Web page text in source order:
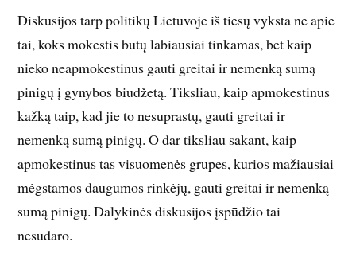
Diskusijos tarp politikų Lietuvoje iš tiesų vyksta ne apie
tai, koks mokestis būtų labiausiai tinkamas, bet kaip
nieko neapmokestinus gauti greitai ir nemenką sumą
pinigų į gynybos biudžetą. Tiksliau, kaip apmokestinus
kažką taip, kad jie to nesuprastų, gauti greitai ir
nemenką sumą pinigų. O dar tiksliau sakant, kaip
apmokestinus tas visuomenės grupes, kurios mažiausiai
mėgstamos daugumos rinkėjų, gauti greitai ir nemenką
sumą pinigų. Dalykinės diskusijos įspūdžio tai
nesudaro.